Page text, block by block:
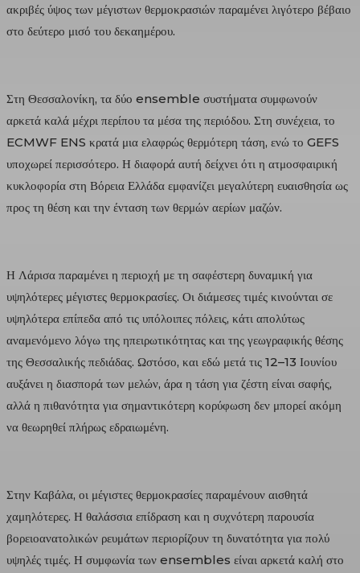
ακριβές ύψος των μέγιστων θερμοκρασιών παραμένει λιγότερο βέβαιο
στο δεύτερο μισό του δεκαημέρου.
Στη Θεσσαλονίκη, τα δύο ensemble συστήματα συμφωνούν
αρκετά καλά μέχρι περίπου τα μέσα της περιόδου. Στη συνέχεια, το
ECMWF ENS κρατά μια ελαφρώς θερμότερη τάση, ενώ το GEFS
υποχωρεί περισσότερο. Η διαφορά αυτή δείχνει ότι η ατμοσφαιρική
κυκλοφορία στη Βόρεια Ελλάδα εμφανίζει μεγαλύτερη ευαισθησία ως
προς τη θέση και την ένταση των θερμών αερίων μαζών.
Η Λάρισα παραμένει η περιοχή με τη σαφέστερη δυναμική για
υψηλότερες μέγιστες θερμοκρασίες. Οι διάμεσες τιμές κινούνται σε
υψηλότερα επίπεδα από τις υπόλοιπες πόλεις, κάτι απολύτως
αναμενόμενο λόγω της ηπειρωτικότητας και της γεωγραφικής θέσης
της Θεσσαλικής πεδιάδας. Ωστόσο, και εδώ μετά τις 12–13 Ιουνίου
αυξάνει η διασπορά των μελών, άρα η τάση για ζέστη είναι σαφής,
αλλά η πιθανότητα για σημαντικότερη κορύφωση δεν μπορεί ακόμη
να θεωρηθεί πλήρως εδραιωμένη.
Στην Καβάλα, οι μέγιστες θερμοκρασίες παραμένουν αισθητά
χαμηλότερες. Η θαλάσσια επίδραση και η συχνότερη παρουσία
βορειοανατολικών ρευμάτων περιορίζουν τη δυνατότητα για πολύ
υψηλές τιμές. Η συμφωνία των ensembles είναι αρκετά καλή στο